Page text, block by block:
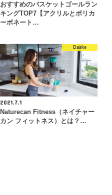
おすすめのバスケットゴールラン
キングTOP7【アクリルとポリカ
ーボネート…
Baske
2021.7.1
Naturecan Fitness（ネイチャー
カン フィットネス）とは？…